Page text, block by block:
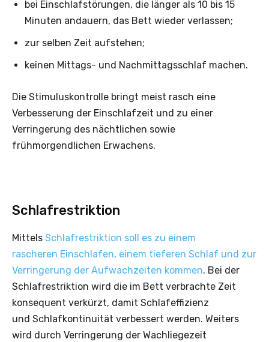
bei Einschlafstörungen, die länger als 10 bis 15
Minuten andauern, das Bett wieder verlassen;
zur selben Zeit aufstehen;
keinen Mittags- und Nachmittagsschlaf machen.
Die Stimuluskontrolle bringt meist rasch eine
Verbesserung der Einschlafzeit und zu einer
Verringerung des nächtlichen sowie
frühmorgendlichen Erwachens.
Schlafrestriktion
Mittels Schlafrestriktion soll es zu einem
rascheren Einschlafen, einem tieferen Schlaf und zur
Verringerung der Aufwachzeiten kommen. Bei der
Schlafrestriktion wird die im Bett verbrachte Zeit
konsequent verkürzt, damit Schlaf­effizienz
und Schlafkontinuität verbessert werden. Weiters
wird durch Verringerung der Wachliegezeit